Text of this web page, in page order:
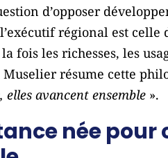
d’opposer
régional est
fois les richesses, les
résume cette
elles avancent ensemble ».
née